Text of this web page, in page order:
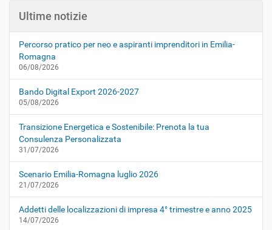
Ultime notizie
Percorso pratico per neo e aspiranti imprenditori in Emilia-
Romagna
06/08/2026
Bando Digital Export 2026-2027
05/08/2026
Transizione Energetica e Sostenibile: Prenota la tua
Consulenza Personalizzata
31/07/2026
Scenario Emilia-Romagna luglio 2026
21/07/2026
Addetti delle localizzazioni di impresa 4° trimestre e anno 2025
14/07/2026